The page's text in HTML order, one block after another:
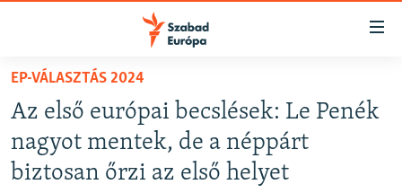
Akadálymentes
Ugrás
fő
oldalra
Ugrás
NAPIRENDEN
PODCASTOK
EP-VÁLASZTÁS 2024
Az első európai becslések: Le Penék
nagyot mentek, de a néppárt
biztosan őrzi az első helyet